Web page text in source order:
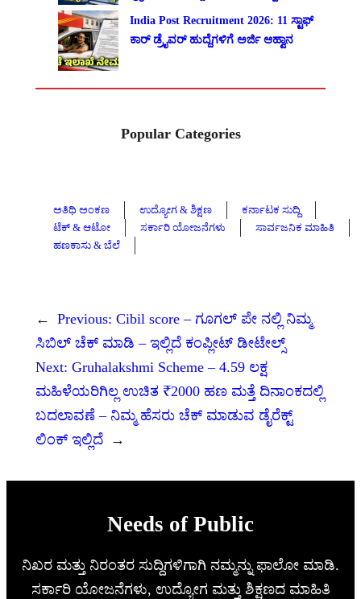
India Post Recruitment 2026: 11 ಸ್ಟಾಫ್
ಕಾರ್ ಡ್ರೈವರ್ ಹುದ್ದೆಗಳಿಗೆ ಅರ್ಜಿ ಆಹ್ವಾನ
Popular Categories
ಅತಿಥಿ ಅಂಕಣ ಉದ್ಯೋಗ & ಶಿಕ್ಷಣ
ಕರ್ನಾಟಕ ಸುದ್ದಿ
ಟೆಕ್ & ಆಟೋ
ಸರ್ಕಾರಿ ಯೋಜನೆಗಳು
ಸಾರ್ವಜನಿಕ ಮಾಹಿತಿ
ಹಣಕಾಸು & ಬೆಲೆ
← Previous: Cibil score – ಗೂಗಲ್ ಪೇ ನಲ್ಲಿ ನಿಮ್ಮ
ಸಿಬಿಲ್ ಚೆಕ್ ಮಾಡಿ – ಇಲ್ಲಿದೆ ಕಂಪ್ಲೀಟ್ ಡೀಟೇಲ್ಸ್
Next: Gruhalakshmi Scheme – 4.59 ಲಕ್ಷ
ಮಹಿಳೆಯರಿಗಿಲ್ಲ ಉಚಿತ ₹2000 ಹಣ ಮತ್ತೆ ದಿನಾಂಕದಲ್ಲಿ
ಬದಲಾವಣೆ – ನಿಮ್ಮ ಹೆಸರು ಚೆಕ್ ಮಾಡುವ ಡೈರೆಕ್ಟ್
ಲಿಂಕ್ ಇಲ್ಲಿದೆ →
Needs of Public
ನಿಖರ ಮತ್ತು ನಿರಂತರ ಸುದ್ದಿಗಳಿಗಾಗಿ ನಮ್ಮನ್ನು ಫಾಲೋ ಮಾಡಿ.
ಸರ್ಕಾರಿ ಯೋಜನೆಗಳು, ಉದ್ಯೋಗ ಮತ್ತು ಶಿಕ್ಷಣದ ಮಾಹಿತಿ